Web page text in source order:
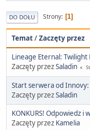
DO DOŁU Strony 1
Temat/Zaczęty przez
Lineage Eternal: Twilight
Zaczęty przezSaladin
Start serwera od
Zaczęty przezSaladin
KONKURS! Odpowiedz i
Zaczęty przez Kamelia